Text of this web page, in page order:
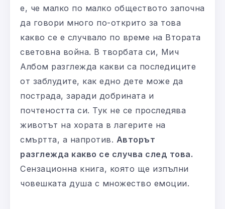
е, че малко по малко обществото започна
да говори много по-открито за това
какво се е случвало по време на Втората
световна война. В творбата си, Мич
Албом разглежда какви са последиците
от заблудите, как едно дете може да
пострада, заради добрината и
почтеността си. Тук не се проследява
животът на хората в лагерите на
смъртта, а напротив. Авторът
разглежда какво се случва след това.
Сензационна книга, която ще изпълни
човешката душа с множество емоции.